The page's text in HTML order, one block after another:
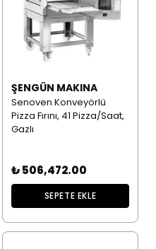
ŞENGÜN MAKINA
Senoven Konveyörlü
Pizza Fırını, 41 Pizza/Saat,
Gazlı
₺ 506,472.00
SEPETE EKLE